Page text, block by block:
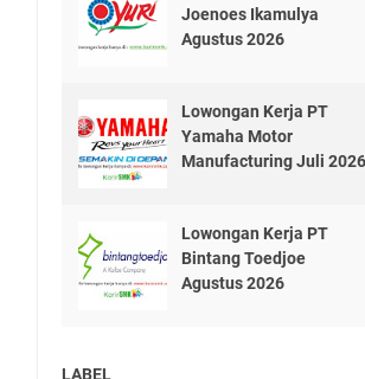
Joenoes Ikamulya
Agustus 2026
Lowongan Kerja PT
Yamaha Motor
Manufacturing Juli 2026
Lowongan Kerja PT
Bintang Toedjoe
Agustus 2026
LABEL